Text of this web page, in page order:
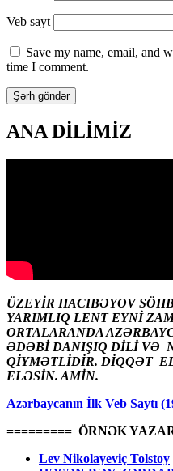
Veb sayt
Save my name, email, and
time I comment.
ANA DİLİMİZ
ÜZEYİR HACIBƏYOV
YARIMLIQ LENT EYNİ
ORTALARANDA
ƏDƏBİ DANIŞIQ DİLİ VƏ
QİYMƏTLİDİR. DİQQƏT
ELƏSİN. AMİN.
Azərbaycanın İlk Veb Saytı
========= ÖRNƏK
Lev Nikolayeviç Tolstoy